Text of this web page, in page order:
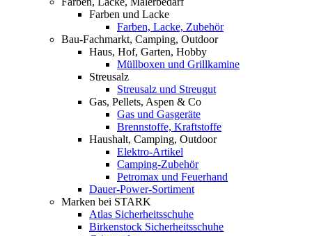
Farben und Lacke
Farben, Lacke, Zubehör
Bau-Fachmarkt, Camping, Outdoor
Haus, Hof, Garten, Hobby
Müllboxen und Grillkamine
Streusalz
Streusalz und Streugut
Gas, Pellets, Aspen & Co
Gas und Gasgeräte
Brennstoffe, Kraftstoffe
Haushalt, Camping, Outdoor
Elektro-Artikel
Camping-Zubehör
Petromax und Feuerhand
Dauer-Power-Sortiment
Marken bei STARK
Atlas Sicherheitsschuhe
Birkenstock Sicherheitsschuhe